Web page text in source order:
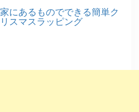
家にあるものでできる簡単ク
リスマスラッピング